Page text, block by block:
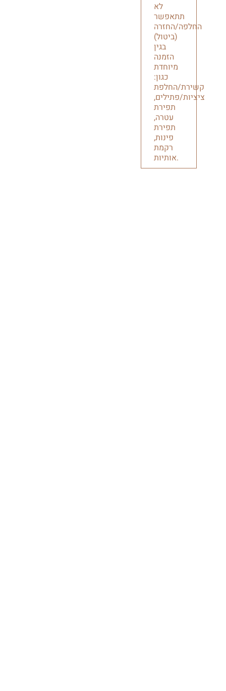
לא
תתאפשר
החלפה/החזרה
(ביטול)
בגין
הזמנה
מיוחדת
כגון:
קשירת/החלפת
ציציות/פתילים,
תפירת
עטרה,
תפירת
פינות,
רקמת
אותיות.